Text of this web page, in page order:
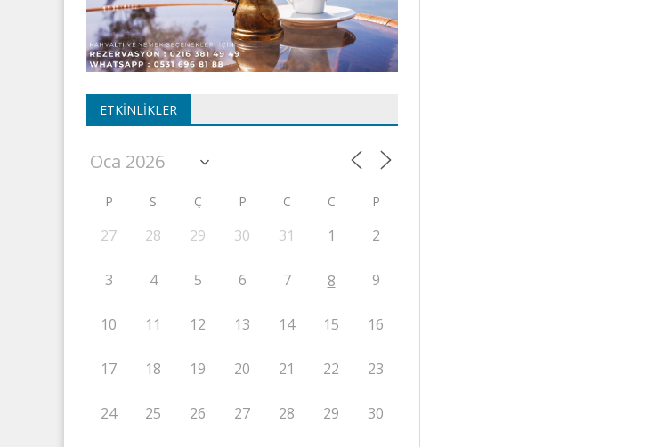
ETKINLIKLER
P S Ç P C C P
27 28 29 30 31 1 2
3 4 5 6 7 8 9
10 11 12 13 14 15 16
17 18 19 20 21 22 23
24 25 26 27 28 29 30